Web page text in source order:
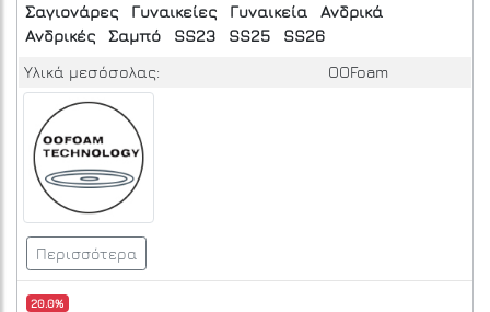
Σαγιονάρες Γυναικείες Γυναικεία
Ανδρικά
Ανδρικές
Σαμπό SS23 SS25
SS26
Υλικά μεσόσολας:
OOFoam
Περισσότερα
20.0%